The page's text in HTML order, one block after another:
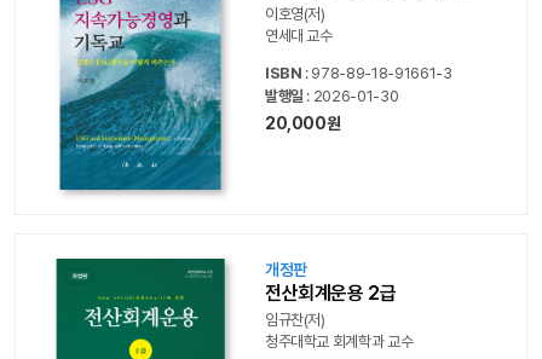
이호영(저)
연세대 교수
ISBN : 978-89-18-91661-3
발행일 : 2026-01-30
20,000원
개정판
전산회계운용 2급
임규찬(저)
청주대학교 회계학과 교수